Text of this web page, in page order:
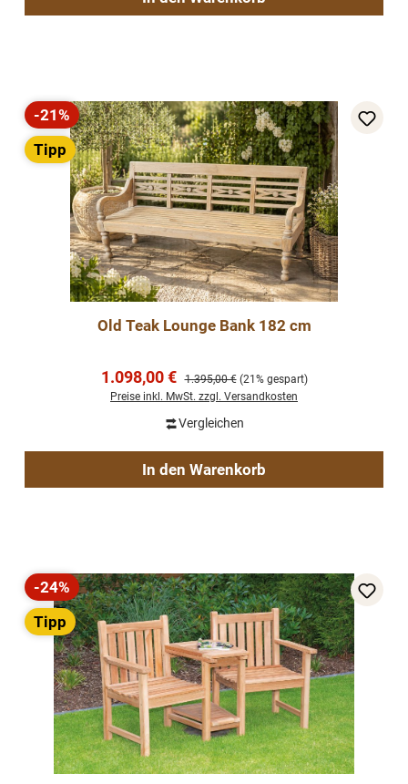
Rabatt
-21%
Tipp
Old Teak Lounge Bank 182 cm
Verkaufspreis:
1.098,00 € Regulärer Preis:
1.395,00 € (21% gespart)
Preise inkl. MwSt. zzgl. Versandkosten
Vergleichen
In den Warenkorb
Rabatt
-24%
Tipp